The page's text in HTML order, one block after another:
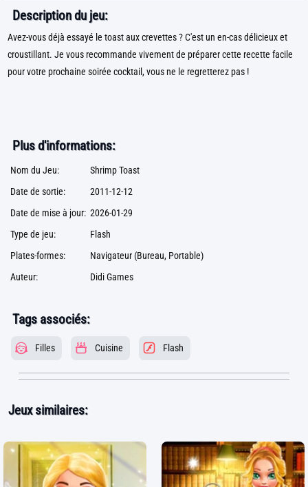
Description du jeu:
Avez-vous déjà essayé le toast aux crevettes ? C'est un en-cas délicieux et
croustillant. Je vous recommande vivement de préparer cette recette facile
pour votre prochaine soirée cocktail, vous ne le regretterez pas !
Plus d'informations:
Nom du Jeu:
Shrimp Toast
Date de sortie:
2011-12-12
Date de mise à jour: 2026-01-29
Type de jeu:
Flash
Plates-formes:
Navigateur (Bureau, Portable)
Auteur:
Didi Games
Tags associés:
Filles Cuisine Flash
Jeux similaires: